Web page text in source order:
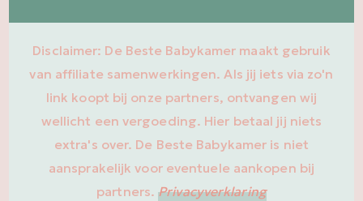
Disclaimer: De Beste Babykamer maakt gebruik
van affiliate samenwerkingen. Als jij iets via zo'n
link koopt bij onze partners, ontvangen wij
wellicht een vergoeding. Hier betaal jij niets
extra's over. De Beste Babykamer is niet
aansprakelijk voor eventuele aankopen bij
partners.Privacyverklaring